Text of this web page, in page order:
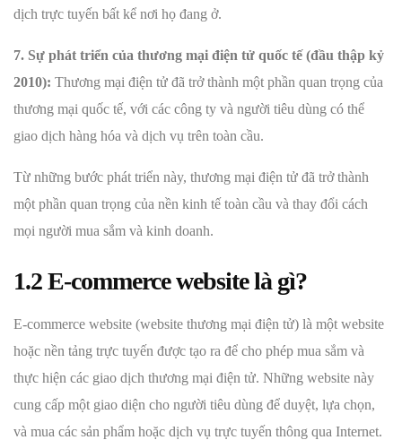
dịch trực tuyến bất kể nơi họ đang ở.
7. Sự phát triển của thương mại điện tử quốc tế (đầu thập kỷ
2010): Thương mại điện tử đã trở thành một phần quan trọng của
thương mại quốc tế, với các công ty và người tiêu dùng có thể
giao dịch hàng hóa và dịch vụ trên toàn cầu.
Từ những bước phát triển này, thương mại điện tử đã trở thành
một phần quan trọng của nền kinh tế toàn cầu và thay đổi cách
mọi người mua sắm và kinh doanh.
1.2 E-commerce website là gì?
E-commerce website (website thương mại điện tử) là một website
hoặc nền tảng trực tuyến được tạo ra để cho phép mua sắm và
thực hiện các giao dịch thương mại điện tử. Những website này
cung cấp một giao diện cho người tiêu dùng để duyệt, lựa chọn,
và mua các sản phẩm hoặc dịch vụ trực tuyến thông qua Internet.